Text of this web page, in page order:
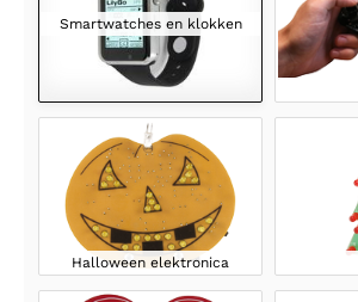
Smartwatches en klokken
Halloween elektronica